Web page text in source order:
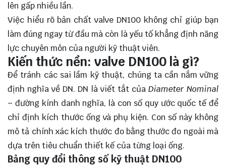
lên gấp nhiều lần.
Việc hiểu rõ bản chất valve DN100 không chỉ giúp bạn
làm đúng ngay từ đầu mà còn là yếu tố khẳng định năng
lực chuyên môn của người kỹ thuật viên.
Kiến thức nền: valve DN100 là gì?
Để tránh các sai lầm kỹ thuật, chúng ta cần nắm vững
định nghĩa về DN. DN là viết tắt của Diameter Nominal
– đường kính danh nghĩa, là con số quy ước quốc tế để
chỉ định kích thước ống và phụ kiện. Con số này không
mô tả chính xác kích thước đo bằng thước đo ngoài mà
dựa trên tiêu chuẩn thiết kế của từng loại ống.
Bảng quy đổi thông số kỹ thuật DN100